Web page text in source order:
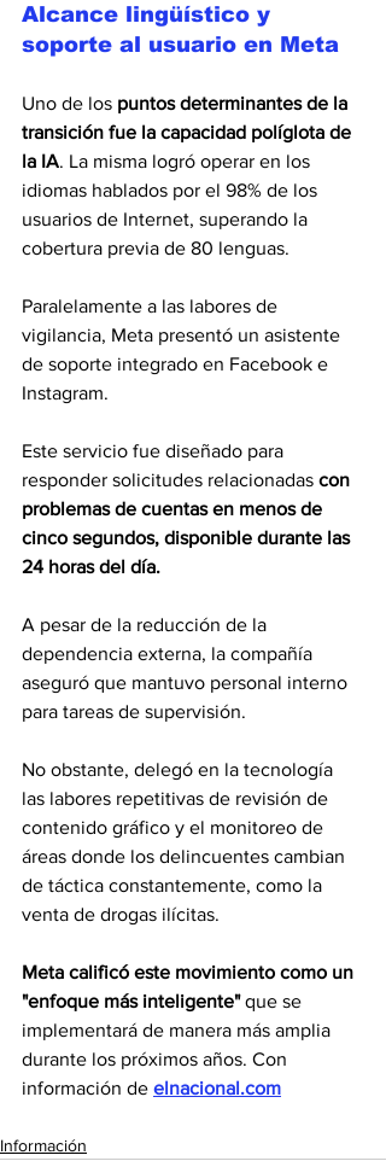
Alcance lingüístico y
soporte al usuario en Meta
Uno de los puntos determinantes de la
transición fue la capacidad políglota de
la IA. La misma logró operar en los
idiomas hablados por el 98% de los
usuarios de Internet, superando la
cobertura previa de 80 lenguas.
Paralelamente a las labores de
vigilancia, Meta presentó un asistente
de soporte integrado en Facebook e
Instagram.
Este servicio fue diseñado para
responder solicitudes relacionadas con
problemas de cuentas en menos de
cinco segundos, disponible durante las
24 horas del día.
A pesar de la reducción de la
dependencia externa, la compañía
aseguró que mantuvo personal interno
para tareas de supervisión.
No obstante, delegó en la tecnología
las labores repetitivas de revisión de
contenido gráfico y el monitoreo de
áreas donde los delincuentes cambian
de táctica constantemente, como la
venta de drogas ilícitas.
Meta calificó este movimiento como un
"enfoque más inteligente" que se
implementará de manera más amplia
durante los próximos años. Con
información de elnacional.com
Información